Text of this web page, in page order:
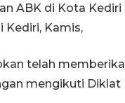
ABK di Kota
Kediri, Kamis,
telah
mengikuti